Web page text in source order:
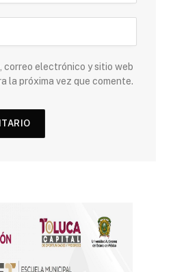
correo electrónico y sitio web
la próxima vez que comente.